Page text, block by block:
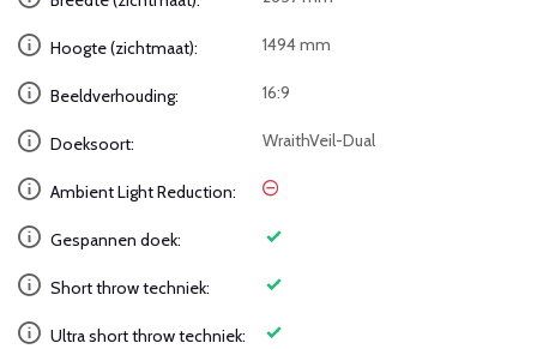
Hoogte (zichtmaat): 1494 mm
Beeldverhouding: 16:9
Doeksoort: WraithVeil-Dual
Ambient Light Reduction:
Gespannen doek:
Short throw techniek:
Ultra short throw techniek: